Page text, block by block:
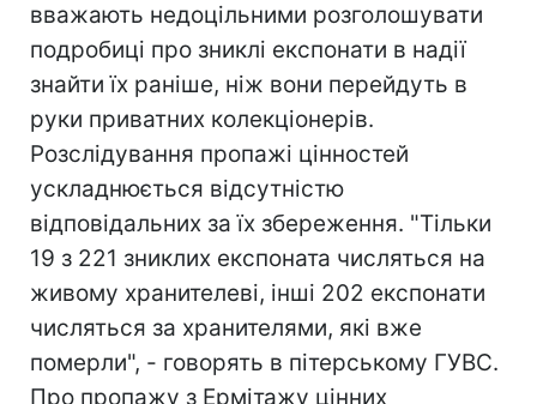
вважають недоцільними розголошувати
подробиці про зниклі експонати в надії
знайти їх раніше, ніж вони перейдуть в
руки приватних колекціонерів.
Розслідування пропажі цінностей
ускладнюється відсутністю
відповідальних за їх збереження. "Тільки
19 з 221 зниклих експоната числяться на
живому хранителеві, інші 202 експонати
числяться за хранителями, які вже
померли", - говорять в пітерському ГУВС.
Про пропажу з Ермітажу цінних